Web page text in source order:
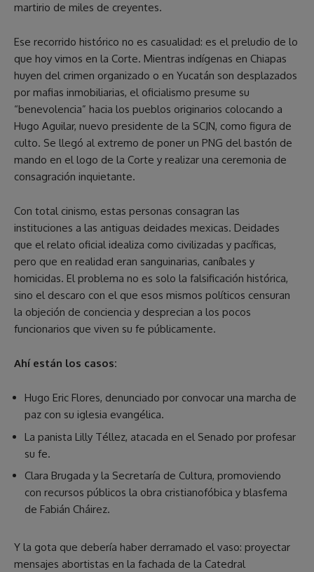
martirio de miles de creyentes.
Ese recorrido histórico no es casualidad: es el preludio de lo
que hoy vimos en la Corte. Mientras indígenas en Chiapas
huyen del crimen organizado o en Yucatán son desplazados
por mafias inmobiliarias, el oficialismo presume su
“benevolencia” hacia los pueblos originarios colocando a
Hugo Aguilar, nuevo presidente de la SCJN, como figura de
culto. Se llegó al extremo de poner un PNG del bastón de
mando en el logo de la Corte y realizar una ceremonia de
consagración inquietante.
Con total cinismo, estas personas consagran las
instituciones a las antiguas deidades mexicas. Deidades
que el relato oficial idealiza como civilizadas y pacíficas,
pero que en realidad eran sanguinarias, caníbales y
homicidas. El problema no es solo la falsificación histórica,
sino el descaro con el que esos mismos políticos censuran
la objeción de conciencia y desprecian a los pocos
funcionarios que viven su fe públicamente.
Ahí están los casos:
Hugo Eric Flores, denunciado por convocar una marcha de
paz con su iglesia evangélica.
La panista Lilly Téllez, atacada en el Senado por profesar
su fe.
Clara Brugada y la Secretaría de Cultura, promoviendo
con recursos públicos la obra cristianofóbica y blasfema
de Fabián Cháirez.
Y la gota que debería haber derramado el vaso: proyectar
mensajes abortistas en la fachada de la Catedral